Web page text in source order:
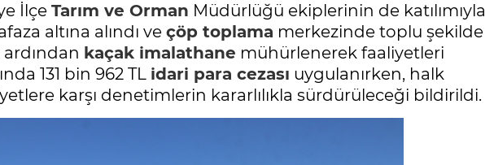
İlçe Tarım ve Orman Müdürlüğü ekiplerinin de katılımıyla
altına alındı ve çöp toplama merkezinde toplu şekilde
kaçak imalathane mühürlenerek faaliyetleri
131 bin 962 TL idari para cezası uygulanırken, halk
karşı denetimlerin kararlılıkla sürdürüleceği bildirildi.